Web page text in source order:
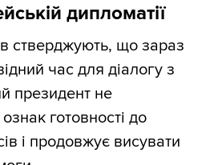
дипломатії
стверджують, що зараз
час для діалогу з
президент не
готовності до
і продовжує висувати